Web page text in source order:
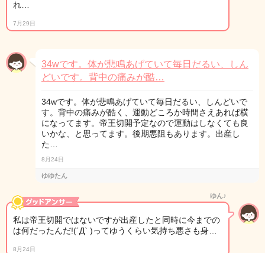
れ…
7月29日
34wです。体が悲鳴あげていて毎日だるい、しん
どいです。背中の痛みが酷…
34wです。体が悲鳴あげていて毎日だるい、しんどいで
す。背中の痛みが酷く、運動どころか時間さえあれば横
になってます。帝王切開予定なので運動はしなくても良
いかな、と思ってます。後期悪阻もあります。出産し
た…
8月24日
ゆゆたん
ゆん♪
私は帝王切開ではないですが出産したと同時に今までの
は何だったんだ!(´Д` )ってゆうくらい気持ち悪さも身…
8月24日